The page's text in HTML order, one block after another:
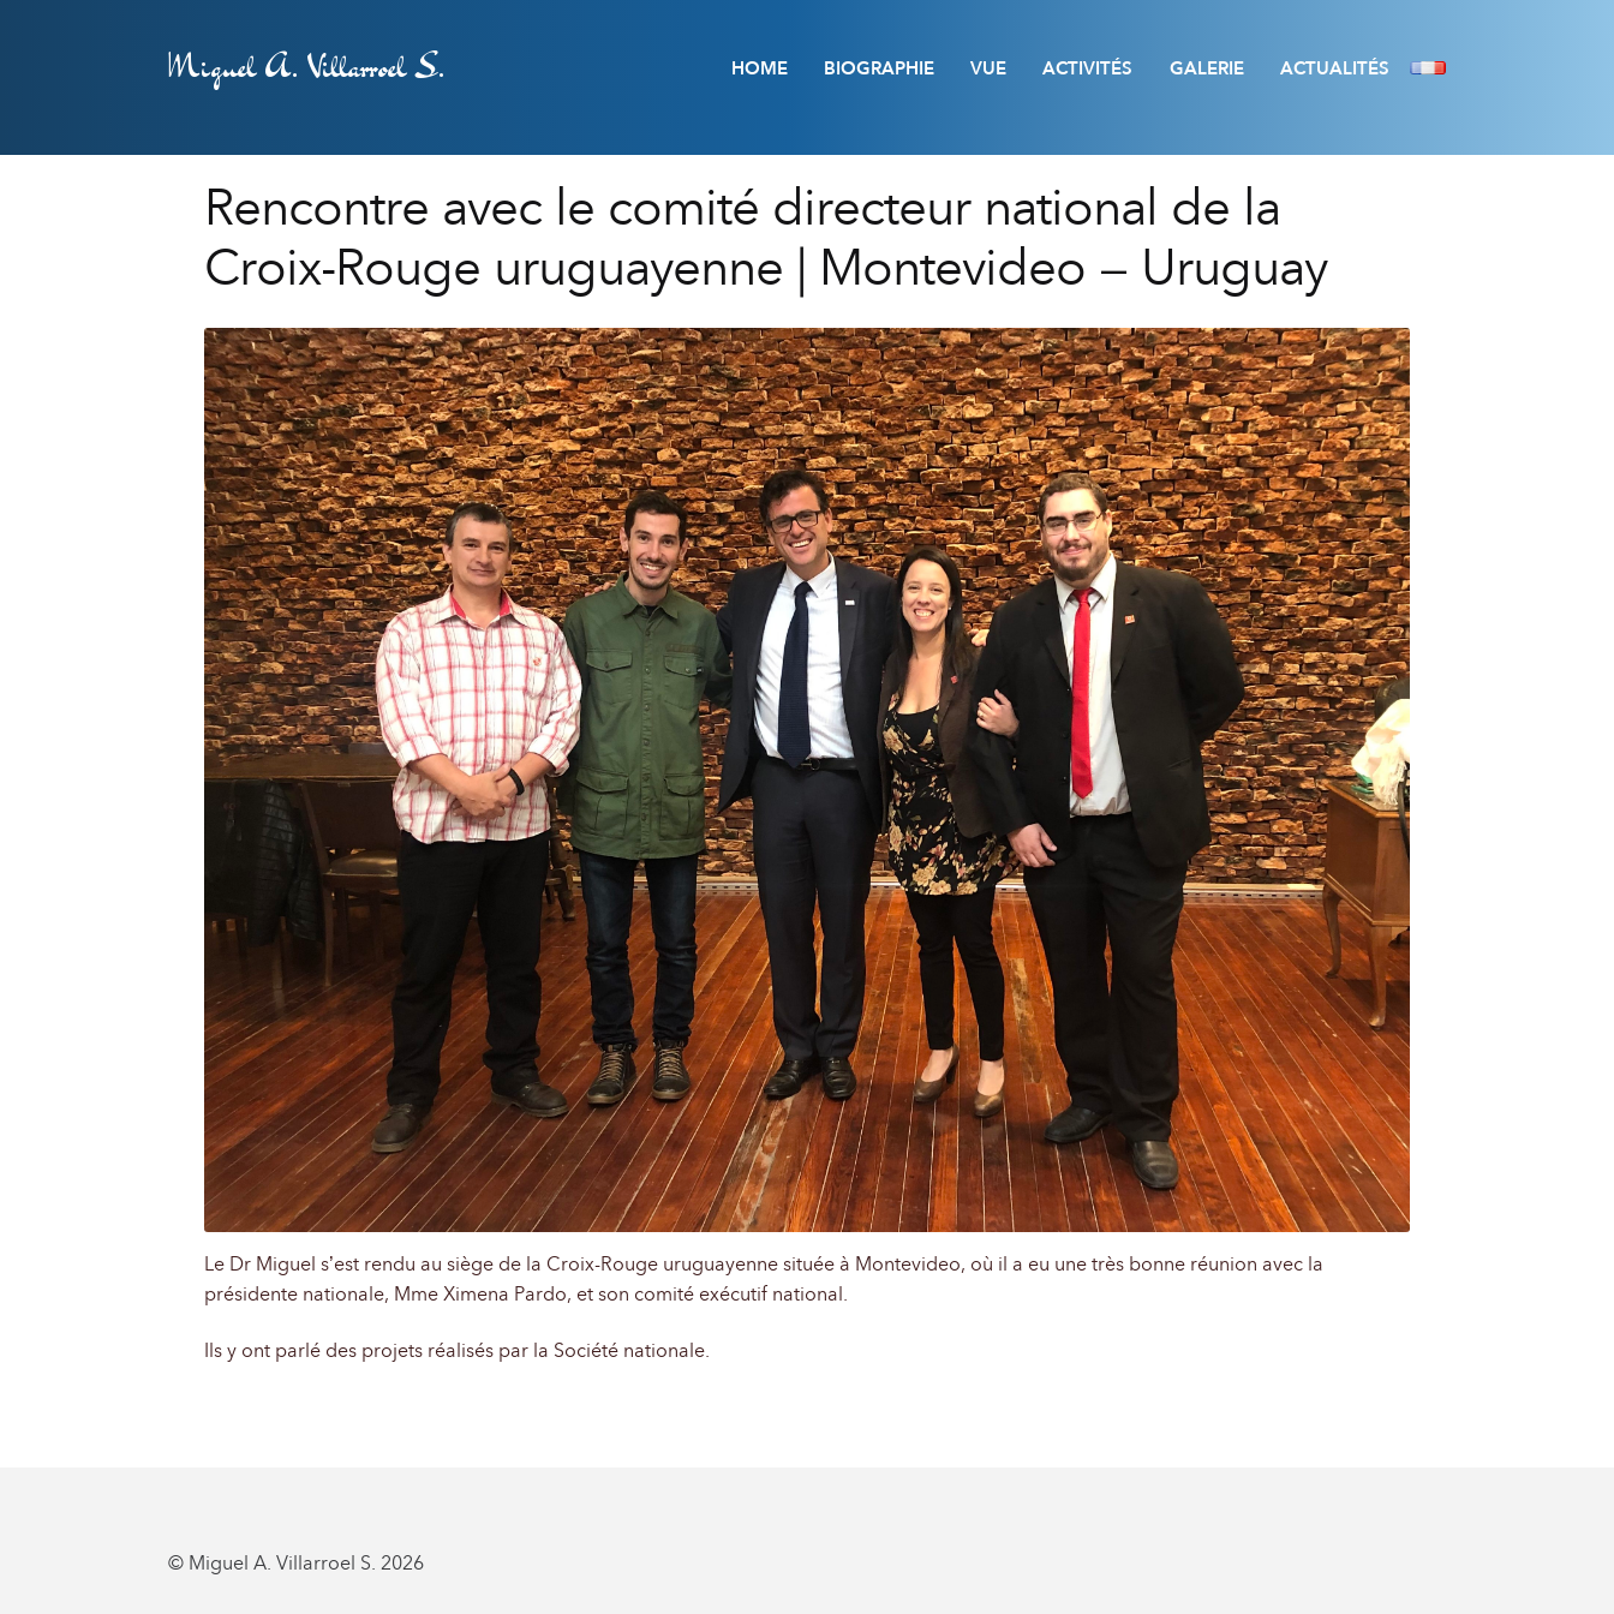
Miguel A. Villarroel S. HOME BIOGRAPHIE VUE ACTIVITÉS GALERIE ACTUALITÉS
Rencontre avec le comité directeur national de la
Croix-Rouge uruguayenne | Montevideo – Uruguay
Le Dr Miguel s’est rendu au siège de la Croix-Rouge uruguayenne située à Montevideo, où il a eu une très bonne réunion avec la
présidente nationale, Mme Ximena Pardo, et son comité exécutif national.
Ils y ont parlé des projets réalisés par la Société nationale.
© Miguel A. Villarroel S. 2026